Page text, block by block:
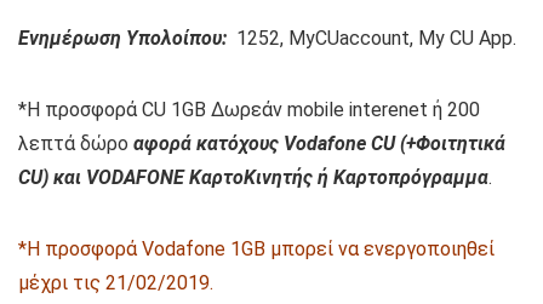
Ενημέρωση Υπολοίπου: 1252, MyCUaccount, My CU App.
*Η προσφορά CU 1GB Δωρεάν mobile interenet ή 200
λεπτά δώρο αφορά κατόχους Vodafone CU (+Φοιτητικά
CU) και VODAFONE ΚαρτοΚινητής ή Καρτοπρόγραμμα.
*Η προσφορά Vodafone 1GB μπορεί να ενεργοποιηθεί
μέχρι τις 21/02/2019.